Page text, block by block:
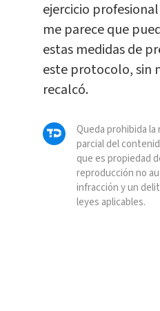
ejercicio
me parece que
estas medidas de
este protocolo, sin
recalcó.
Queda prohibida
parcial del
que es propiedad
reproducción no
infracción y un
leyes aplicables.